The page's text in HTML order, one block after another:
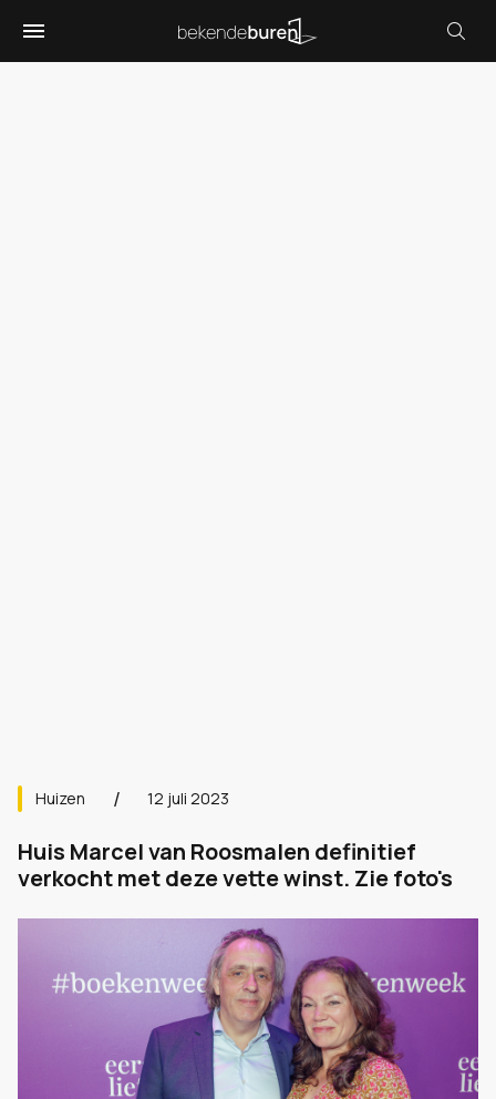
Huizen 12 juli 2023
Huis Marcel van Roosmalen definitief
verkocht met deze vette winst. Zie foto's